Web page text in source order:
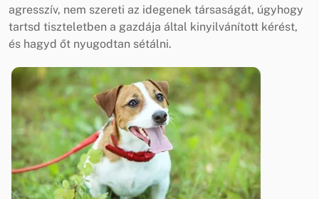
agresszív, nem szereti az idegenek társaságát, úgyhogy
tartsd tiszteletben a gazdája által kinyilvánított kérést,
és hagyd őt nyugodtan sétálni.